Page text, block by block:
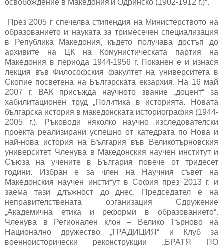
освобождение в Македония и Одринско (1902-1912 г.)“.
През 2005 г спечелва стипендия на Министерството на
образованието и науката за тримесечен специализация
в Република Македония, където получава достъп до
архивите на ЦК на Комунистическата партия на
Македония в периода 1944-1956 г. Поканен е и изнася
лекция във Философския факултет на университета в
Скопие посветена на Българската екзархия. На 16 май
2007 г. ВАК присъжда научното звание „доцент“ за
хабилитационен труд „Политика в историята. Новата
българска история в македонската историография (1944-
2005 г.). Ръководи няколко научно изследователски
проекта реализирани успешно от катедрата по Нова и
най-нова история на България във Великотърновския
университет. Членува в Македонския научен институт и
Съюза на учените в България повече от тридесет
години. Избран е за член на Научния съвет на
Македонския научен институт в София през 2013 г. и
заема тази длъжност до днес. Председател е на
неправителствената организация Сдружение
„Академична етика и реформи в образованието“.
Членува в Регионален клон – Велико Търново на
Национално дружество „ТРАДИЦИЯ“ и Клуб за
военноисторически реконструкции „БРАТЯ ПО